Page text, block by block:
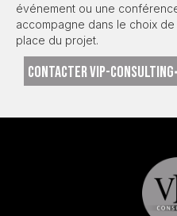
événement ou une
accompagne dans le choix
place du projet.
CONTACTER VIP-CONSULTING